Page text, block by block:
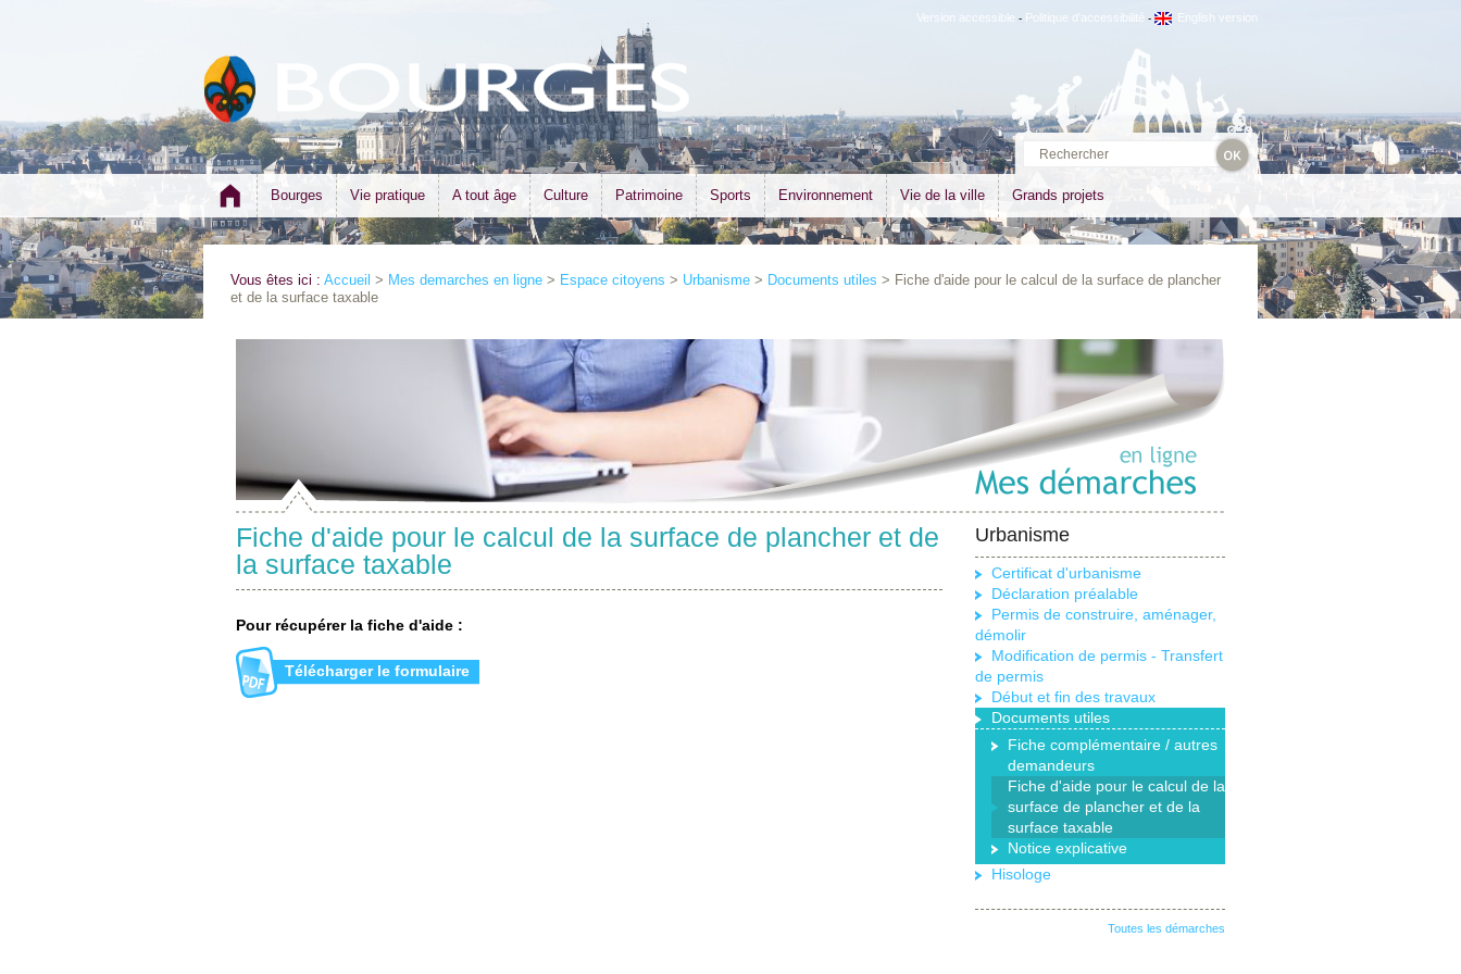
Version accessible - Politique d'accessibilité - English version
Bourges Vie pratique A tout âge Culture Patrimoine Sports Environnement Vie de la ville Grands projets
Vous êtes ici : Accueil > Mes demarches en ligne > Espace citoyens > Urbanisme > Documents utiles > Fiche d'aide pour le calcul de la surface de plancher
et de la surface taxable
Fiche d'aide pour le calcul de la surface de plancher et de
la surface taxable
Pour récupérer la fiche d'aide :
Télécharger le formulaire
Urbanisme
Certificat d'urbanisme
Déclaration préalable
Permis de construire, aménager,
démolir
Modification de permis - Transfert
de permis
Début et fin des travaux
Documents utiles
Fiche complémentaire / autres
demandeurs
Fiche d'aide pour le calcul de la
surface de plancher et de la
surface taxable
Notice explicative
Hisologe
Toutes les démarches